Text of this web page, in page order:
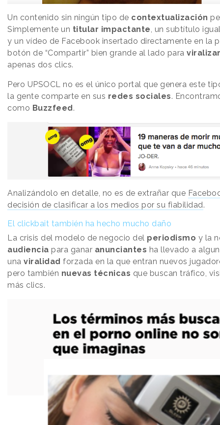
Un contenido sin ningún tipo de contextualización
Simplemente un titular impactante, un subtítulo
y un vídeo de Facebook insertado directamente en la
botón de “Compartir” bien grande al lado para
apenas dos clics.
Pero UPSOCL no es el único portal que genera este
la gente comparte en sus redes sociales.
como Buzzfeed .
Analizándolo en detalle, no es de extrañar que
decisión de clasificar a los medios por su fiabilidad.
El clickbait también ha hecho mucho daño
La crisis del modelo de negocio del periodismo y la
audiencia para ganar anunciantes ha llevado a
una viralidad forzada en la que entran nuevos
pero también nuevas técnicas que buscan tráfico,
más clics.